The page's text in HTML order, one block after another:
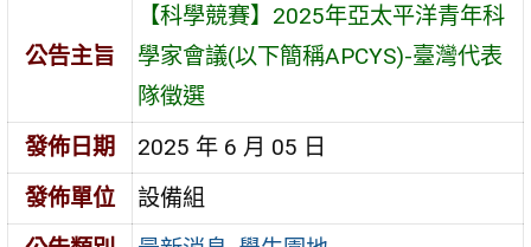
公告主旨
【科學競賽】2025年亞太平洋青年科
學家會議(以下簡稱APCYS)-臺灣代表
隊徵選
發佈日期
2025 年 6 月 05 日
發佈單位
設備組